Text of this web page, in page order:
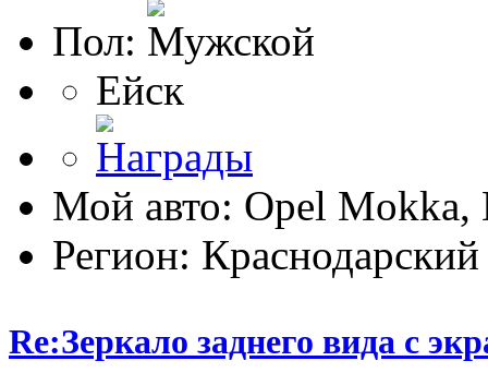
Пол:
Ейск
Мой авто: Opel Mokka,
Регион:
Re:Зеркало заднего вида с